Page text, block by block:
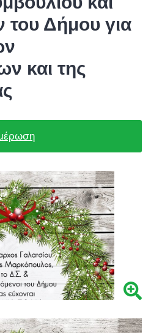
του Δήμου για
και της